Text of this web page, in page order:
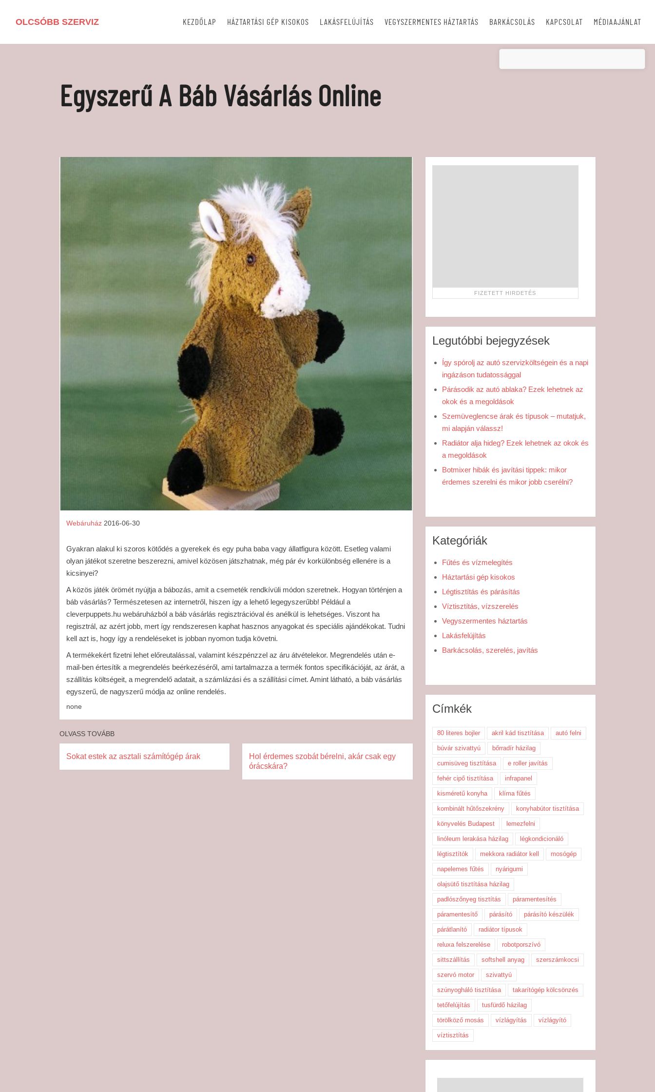
OLCSÓBB SZERVIZ KEZDŐLAP HÁZTARTÁSI GÉP KISOKOS LAKÁSFELÚJÍTÁS VEGYSZERMENTES HÁZTARTÁS BARKÁCSOLÁS KAPCSOLAT MÉDIAAJÁNLAT
Egyszerű A Báb Vásárlás Online
Webáruház 2016-06-30
Gyakran alakul ki szoros kötődés a gyerekek és egy puha baba vagy állatfigura között. Esetleg valami
olyan játékot szeretne beszerezni, amivel közösen játszhatnak, még pár év korkülönbség ellenére is a
kicsinyei?
A közös játék örömét nyújtja a bábozás, amit a csemeték rendkívüli módon szeretnek. Hogyan történjen a
báb vásárlás? Természetesen az internetről, hiszen így a lehető legegyszerűbb! Például a
cleverpuppets.hu webáruházból a báb vásárlás regisztrációval és anélkül is lehetséges. Viszont ha
regisztrál, az azért jobb, mert így rendszeresen kaphat hasznos anyagokat és speciális ajándékokat. Tudni
kell azt is, hogy így a rendeléseket is jobban nyomon tudja követni.
A termékekért fizetni lehet előreutalással, valamint készpénzzel az áru átvételekor. Megrendelés után e-
mail-ben értesítik a megrendelés beérkezéséről, ami tartalmazza a termék fontos specifikációját, az árát, a
szállítás költségeit, a megrendelő adatait, a számlázási és a szállítási címet. Amint látható, a báb vásárlás
egyszerű, de nagyszerű módja az online rendelés.
none
OLVASS TOVÁBB
Sokat estek az asztali számítógép árak
Hol érdemes szobát bérelni, akár csak egy
órácskára?
Legutóbbi bejegyzések
Így spórolj az autó szervizköltségein és a napi
ingázáson tudatossággal
Párásodik az autó ablaka? Ezek lehetnek az
okok és a megoldások
Szemüveglencse árak és típusok – mutatjuk,
mi alapján válassz!
Radiátor alja hideg? Ezek lehetnek az okok és
a megoldások
Botmixer hibák és javítási tippek: mikor
érdemes szerelni és mikor jobb cserélni?
Kategóriák
Fűtés és vízmelegítés
Háztartási gép kisokos
Légtisztítás és párásítás
Víztisztítás, vízszerelés
Vegyszermentes háztartás
Lakásfelújítás
Barkácsolás, szerelés, javítás
Címkék
80 literes bojler akril kád tisztítása autó felni
búvár szivattyú bőrradír házilag
cumisüveg tisztítása e roller javítás
fehér cipő tisztítása infrapanel
kisméretű konyha klíma fűtés
kombinált hűtőszekrény konyhabútor tisztítása
könyvelés Budapest lemezfelni
linóleum lerakása házilag légkondicionáló
légtisztítók mekkora radiátor kell mosógép
napelemes fűtés nyárigumi
olajsütő tisztítása házilag
padlószőnyeg tisztítás páramentesítés
páramentesítő párásító párásító készülék
párátlanító radiátor típusok
reluxa felszerelése robotporszívó
sittszállítás softshell anyag szerszámkocsi
szervó motor szivattyú
szúnyogháló tisztítása takarítógép kölcsönzés
tetőfelújítás tusfürdő házilag
törölköző mosás vízlágyítás vízlágyító
víztisztítás